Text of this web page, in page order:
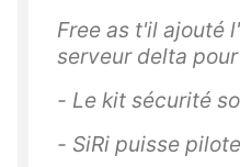
Free as t'il ajouté
serveur delta
- Le kit sécurité
- SiRi puisse